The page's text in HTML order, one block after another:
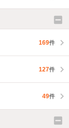
169件
127件
49件